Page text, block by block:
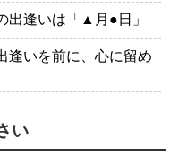
逢いは「▲月●日」
逢いを前に、心に留め
い